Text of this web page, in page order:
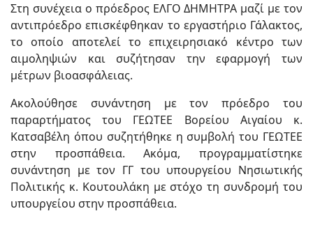
Στη συνέχεια ο πρόεδρος ΕΛΓΟ ΔΗΜΗΤΡΑ μαζί με τον
αντιπρόεδρο επισκέφθηκαν το εργαστήριο Γάλακτος,
το οποίο αποτελεί το επιχειρησιακό κέντρο των
αιμοληψιών και συζήτησαν την εφαρμογή των
μέτρων βιοασφάλειας.
Ακολούθησε συνάντηση με τον πρόεδρο του
παραρτήματος του ΓΕΩΤΕΕ Βορείου Αιγαίου κ.
Κατσαβέλη όπου συζητήθηκε η συμβολή του ΓΕΩΤΕΕ
στην προσπάθεια. Ακόμα, προγραμματίστηκε
συνάντηση με τον ΓΓ του υπουργείου Νησιωτικής
Πολιτικής κ. Κουτουλάκη με στόχο τη συνδρομή του
υπουργείου στην προσπάθεια.